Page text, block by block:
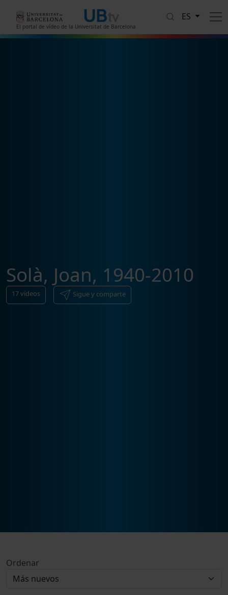
El portal de vídeo de la Universitat de Barcelona
ES
Solà, Joan, 1940-2010
17vídeos Sigue y comparte
Ordenar